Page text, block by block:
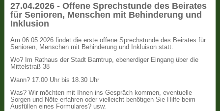
27.04.2026 - Offene Sprechstunde des Beirates
für Senioren, Menschen mit Behinderung und
Inklusion
Am 06.05.2026 findet die erste offene Sprechstunde des Beirates für
Senioren, Menschen mit Behinderung und Inkluison statt.
Wo? Im Rathaus der Stadt Barntrup, ebenerdiger Eingang über die
Mittelstraß 38
Wann? 17.00 Uhr bis 18.30 Uhr
Was? Wir möchten mit Ihnen ins Gespräch kommen, eventuelle
Sorgen und Nöte erfahren oder vielleicht benötigen Sie Hilfe beim
Ausfüllen eines Formulares? usw.